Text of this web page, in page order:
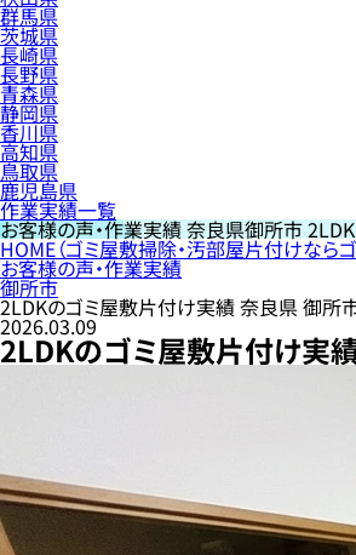
群馬県
茨城県
長崎県
長野県
青森県
静岡県
香川県
高知県
鳥取県
鹿児島県
作業実績一覧
お客様の声・作業実績奈良県御所市 2LDK
HOME（ゴミ屋敷掃除・汚部屋片付けなら
お客様の声・作業実績
御所市
2LDKのゴミ屋敷片付け実績 奈良県 御所
2026.03.09
2LDKのゴミ屋敷片付け実